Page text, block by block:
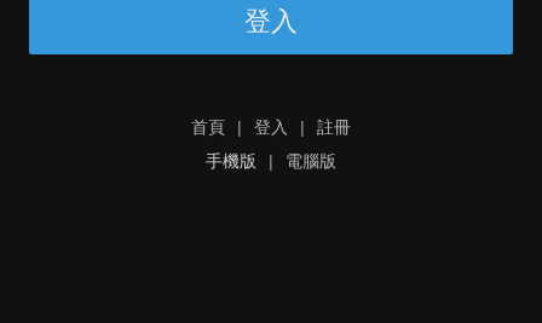
登入
首頁 | 登入 |
註冊
手機版
| 電腦版